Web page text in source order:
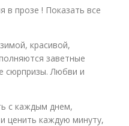
в прозе ! Показать все
красивой,
заветные
сюрпризы. Любви и
с каждым днем,
ценить каждую минуту,